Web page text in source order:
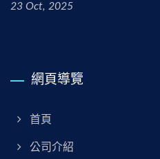
23 Oct, 2025
網頁導覽
首頁
公司介紹